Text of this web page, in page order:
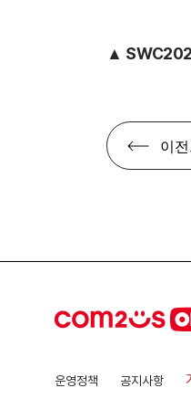
▲
이
운영정책 공지사항